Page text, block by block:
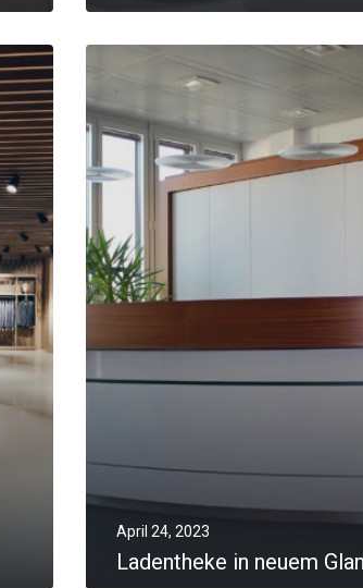
MORE
April 24, 2023
Ladentheke in neuem